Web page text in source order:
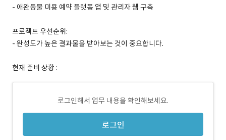
- 애완동물 미용 예약 플랫폼 앱 및 관리자 웹 구축
프로젝트 우선순위:
- 완성도가 높은 결과물을 받아보는 것이 중요합니다.
현재 준비 상황 :
로그인해서 업무 내용을 확인해보세요.
로그인